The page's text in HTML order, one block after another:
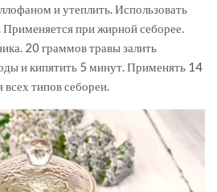
и утеплить. Использовать
Применяется при жирной себорее.
20 граммов травы залить
и кипятить 5 минут. Применять 14
типов себореи.